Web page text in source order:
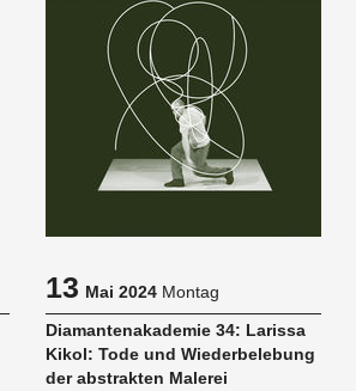
13Mai 2024 Montag
Dia­man­ten­aka­de­mie 34: La­ris­sa
Kikol: Tode und Wie­der­be­le­bung
der abs­trak­ten Ma­le­rei